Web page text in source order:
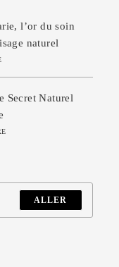
l’or du soin
naturel
Secret Naturel
ALLER